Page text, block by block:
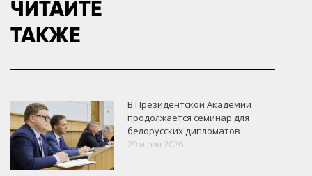
ЧИТАЙТЕ
ТАКЖЕ
В Президентской Академии
продолжается семинар для
белорусских дипломатов
29 июля 2026